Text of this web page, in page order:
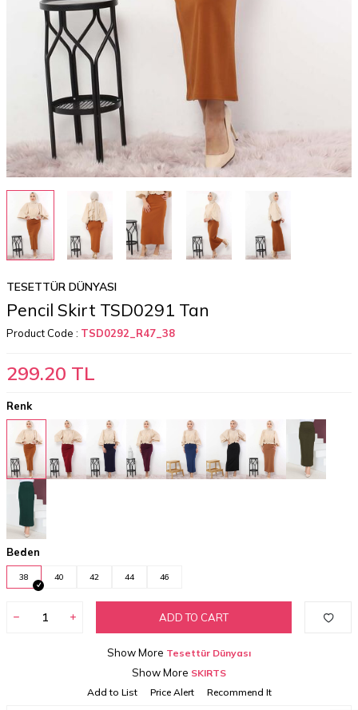
TESETTÜR DÜNYASI
Pencil Skirt TSD0291 Tan
Product Code : TSD0292_R47_38
299.20 TL
Renk
Beden
38 40 42 44 46
ADD TO CART
Show More Tesettür Dünyası
Show More SKIRTS
Add to List
Price Alert Recommend It